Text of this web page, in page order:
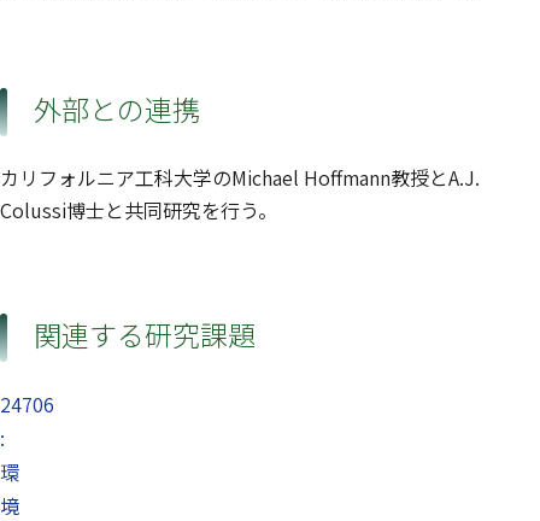
外部との連携
カリフォルニア工科大学のMichael Hoffmann教授とA.J.
Colussi博士と共同研究を行う。
関連する研究課題
24706
:
環
境